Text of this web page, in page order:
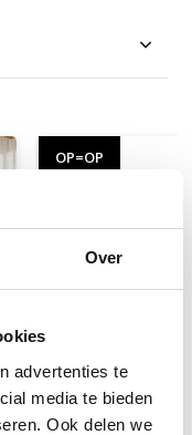
Over
advertenties te
media te bieden
Ook delen we
OP=OP